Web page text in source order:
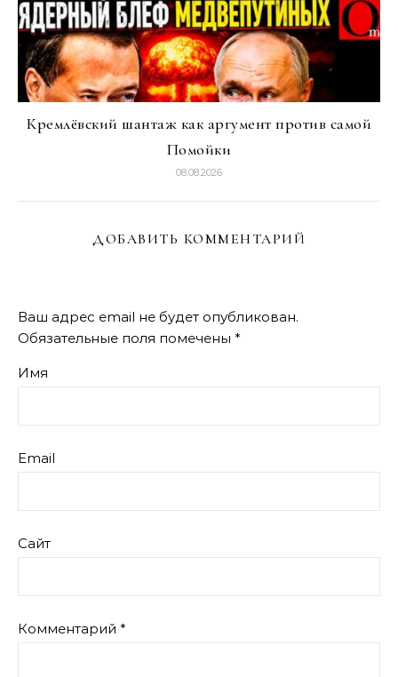
Кремлёвский шантаж как аргумент против самой
Помойки
08.08.2026
ДОБАВИТЬ КОММЕНТАРИЙ
Ваш адрес email не будет опубликован.
Обязательные поля помечены *
Имя
Email
Сайт
Комментарий *